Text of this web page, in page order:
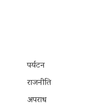
पर्यटन
राजनीति
अपराध